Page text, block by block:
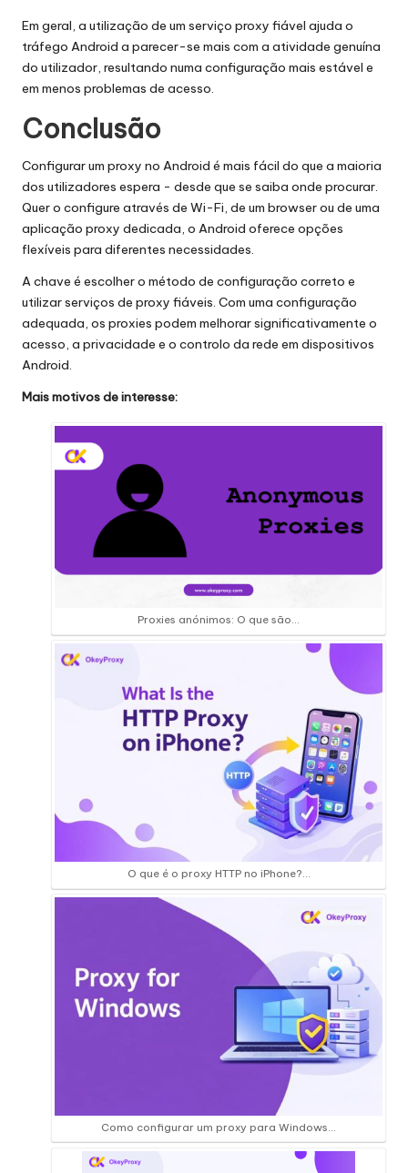
Em geral, a utilização de um serviço proxy fiável ajuda o
tráfego Android a parecer-se mais com a atividade genuína
do utilizador, resultando numa configuração mais estável e
em menos problemas de acesso.
Conclusão
Configurar um proxy no Android é mais fácil do que a maioria
dos utilizadores espera - desde que se saiba onde procurar.
Quer o configure através de Wi-Fi, de um browser ou de uma
aplicação proxy dedicada, o Android oferece opções
flexíveis para diferentes necessidades.
A chave é escolher o método de configuração correto e
utilizar serviços de proxy fiáveis. Com uma configuração
adequada, os proxies podem melhorar significativamente o
acesso, a privacidade e o controlo da rede em dispositivos
Android.
Mais motivos de interesse:
Proxies anónimos: O que são...
O que é o proxy HTTP no iPhone?...
Como configurar um proxy para Windows...